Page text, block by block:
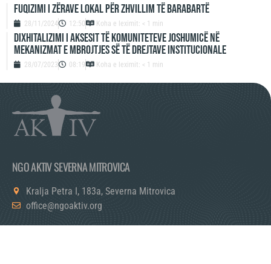
Fuqizimi i zërave lokal për zhvillim të barabartë
28/11/2024 12:50 Koha e leximit: < 1 min
Dixhitalizimi i aksesit të komuniteteve joshumicë në
mekanizmat e mbrojtjes së të drejtave institucionale
28/07/2023 08:19 Koha e leximit: < 1 min
NGO AKTIV SEVERNA MITROVICA
Kralja Petra I, 183a, Severna Mitrovica
office@ngoaktiv.org